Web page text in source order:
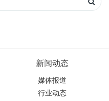
新闻动态
媒体报道
行业动态